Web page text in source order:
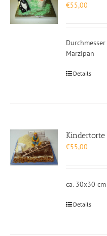
€55,00
Marzipan
Details
Kindertorte
€55,00
ca. 30x30
Details